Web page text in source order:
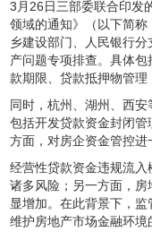
3月26日三部委联合印发
领域的通知》（以下简
乡建设部门、人民银行
产问题专项排查。具体
款期限、贷款抵押物管理
同时，杭州、湖州、西安
包括开发贷款资金封闭
方面，对房企资金管控进
经营性贷款资金违规流
诸多风险；另一方面，
显增加。在此背景下，
维护房地产市场金融环境